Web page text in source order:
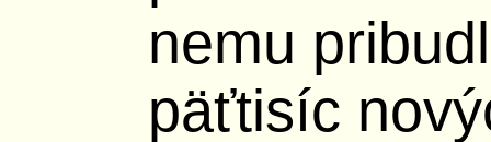
nemu
päťtisíc